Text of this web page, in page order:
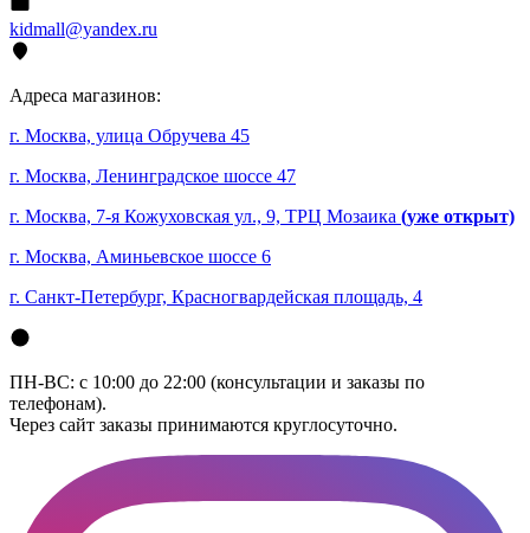
kidmall@yandex.ru
Адреса магазинов:
г. Москва, улица Обручева 45
г. Москва, Ленинградское шоссе 47
г. Москва, 7-я Кожуховская ул., 9, ТРЦ Мозаика (уже открыт)
г. Москва, Аминьевское шоссе 6
г. Санкт-Петербург, Красногвардейская площадь, 4
ПН-ВС: с 10:00 до 22:00 (консультации и заказы по
телефонам).
Через сайт заказы принимаются круглосуточно.